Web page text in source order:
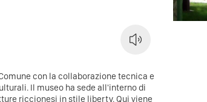
con la collaborazione tecnica e
Il museo ha sede all'interno di
riccionesi in stile liberty. Qui viene